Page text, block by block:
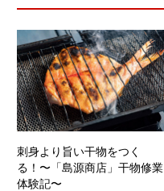
刺身より旨い干物をつく
る！〜「島源商店」干物修業
体験記〜